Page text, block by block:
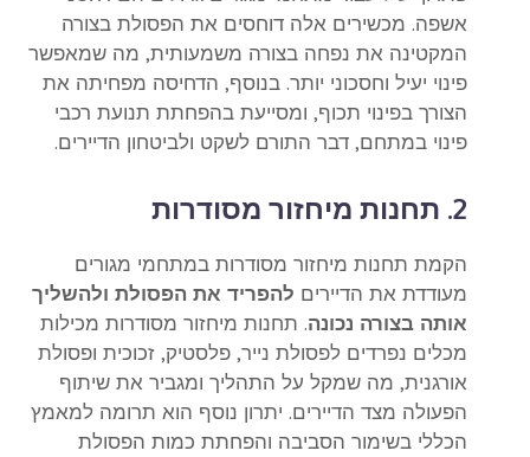
אשפה. מכשירים אלה דוחסים את הפסולת בצורה
המקטינה את נפחה בצורה משמעותית, מה שמאפשר
פינוי יעיל וחסכוני יותר. בנוסף, הדחיסה מפחיתה את
הצורך בפינוי תכוף, ומסייעת בהפחתת תנועת רכבי
פינוי במתחם, דבר התורם לשקט ולביטחון הדיירים.
2. תחנות מיחזור מסודרות
הקמת תחנות מיחזור מסודרות במתחמי מגורים
מעודדת את הדיירים להפריד את הפסולת ולהשליך
אותה בצורה נכונה. תחנות מיחזור מסודרות מכילות
מכלים נפרדים לפסולת נייר, פלסטיק, זכוכית ופסולת
אורגנית, מה שמקל על התהליך ומגביר את שיתוף
הפעולה מצד הדיירים. יתרון נוסף הוא תרומה למאמץ
הכללי בשימור הסביבה והפחתת כמות הפסולת